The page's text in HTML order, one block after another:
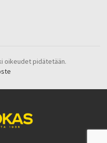
oikeudet pidätetään.